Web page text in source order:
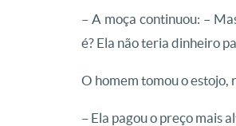
– A moça continuou: –
é? Ela não teria dinheiro
O homem tomou o estojo,
– Ela pagou o preço mais